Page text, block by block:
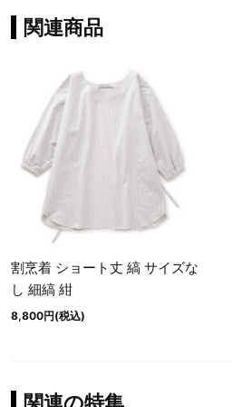
関連商品
割烹着 ショート丈 縞 サイズな
し 細縞 紺
8,800円(税込)